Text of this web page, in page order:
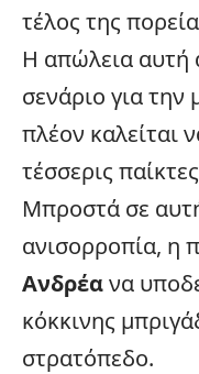
τέλος της
Η απώλεια αυτή
σενάριο για
πλέον καλείται
τέσσερις
Μπροστά σε
ανισορροπία, η
Ανδρέανα
κόκκινης
στρατόπεδο.